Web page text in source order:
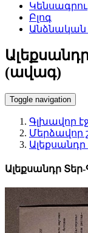
Բլոգ
(ավագ)
Toggle navigation
Գլխավոր էջ
Մերձավոր
Ալեքսանդր